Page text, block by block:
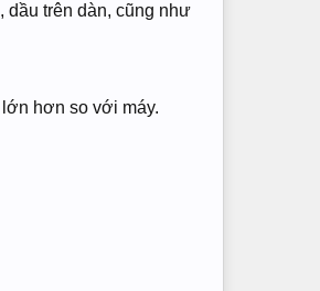
trên dàn, cũng như
hơn so với máy.